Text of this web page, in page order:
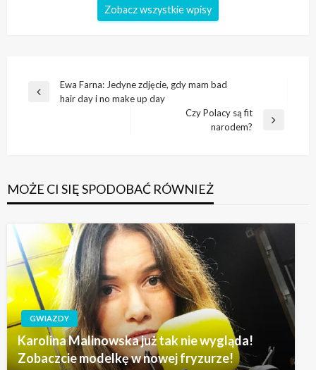
Zobacz wszystkie wpisy
Nawigacja
wpisu
Poprzedni
Ewa Farna: Jedyne zdjęcie, gdy mam bad
hair day i no make up day
Czy Polacy są fit
narodem?
MOŻE CI SIĘ SPODOBAĆ RÓWNIEŻ
GWIAZDY
Karolina Malinowska już tak nie wygląda!
Zobaczcie modelkę w nowej fryzurze!